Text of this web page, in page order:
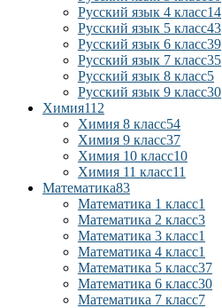
Русский язык 4 класс14
Русский язык 5 класс43
Русский язык 6 класс39
Русский язык 7 класс35
Русский язык 8 класс5
Русский язык 9 класс30
Химия112
Химия 8 класс54
Химия 9 класс37
Химия 10 класс10
Химия 11 класс11
Математика83
Математика 1 класс1
Математика 2 класс3
Математика 3 класс1
Математика 4 класс1
Математика 5 класс37
Математика 6 класс30
Математика 7 класс7